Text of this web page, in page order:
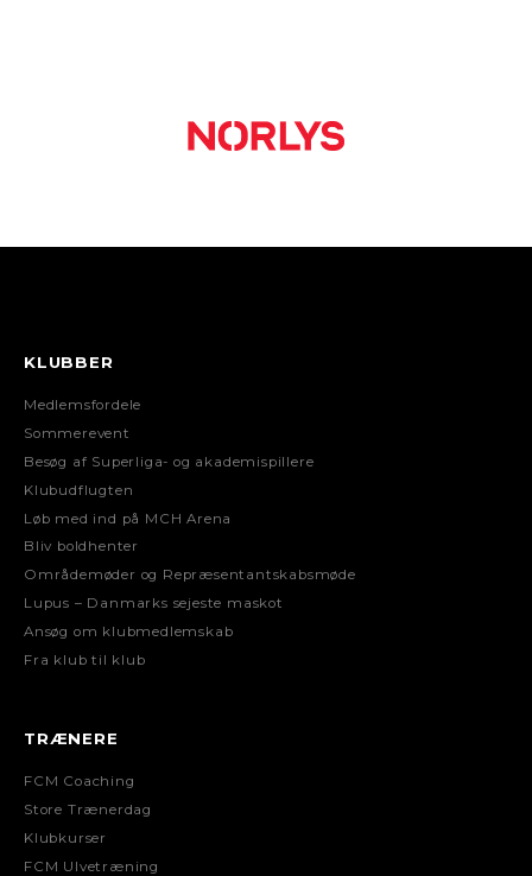
KLUBBER
Medlemsfordele
Sommerevent
Besøg af Superliga- og akademispillere
Klubudflugten
Løb med ind på MCH Arena
Bliv boldhenter
Områdemøder og Repræsentantskabsmøde
Lupus – Danmarks sejeste maskot
Ansøg om klubmedlemskab
Fra klub til klub
TRÆNERE
FCM Coaching
Store Trænerdag
Klubkurser
FCM Ulvetræning